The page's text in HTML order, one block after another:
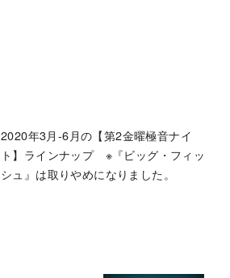
2020年3月-6月の【第2金曜極音ナイ
ト】ラインナップ ※『ビッグ・フィッ
シュ』は取りやめになりました。